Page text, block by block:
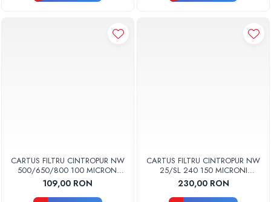
CARTUS FILTRU CINTROPUR NW
500/650/800 100 MICRONI
MANSOANE FILTRARE SET 5BUC
109,00 RON
CARTUS FILTRU CINTROPUR NW
25/SL 240 150 MICRONI
MANSOANE FILTRARE SET 5BUC
230,00 RON